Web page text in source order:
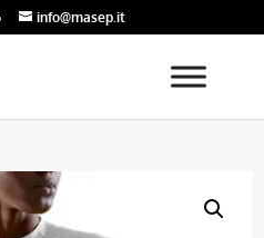
info@masep.it